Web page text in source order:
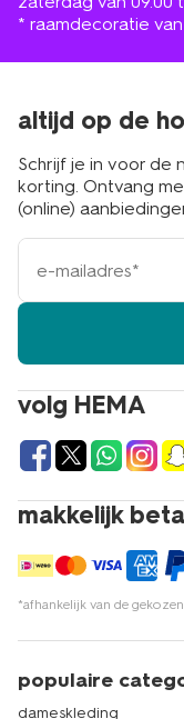
* raamdecoratie van
volg HEMA
makkelijk
*afhankelijk van de
altijd op de
Schrijf je in voor de
korting. Ontvang
(online)
e-
mailadres
populaire
dameskleding